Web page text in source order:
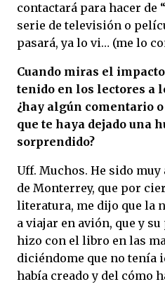
contactará para hacer de
serie de televisión o
pasará, ya lo vi… (me lo
Cuando miras el
tenido en los lectores a
¿hay algún comentario
que te haya dejado una
sorprendido?
Uff. Muchos. He sido
de Monterrey, que por
literatura, me dijo que la
a viajar en avión, que y
hizo con el libro en las
diciéndome que no tenía
había creado y del cómo